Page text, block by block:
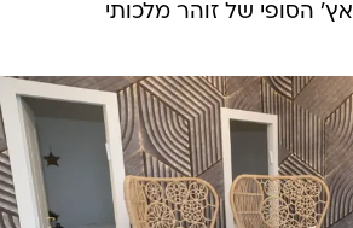
הסופי של זוהר מלכותי